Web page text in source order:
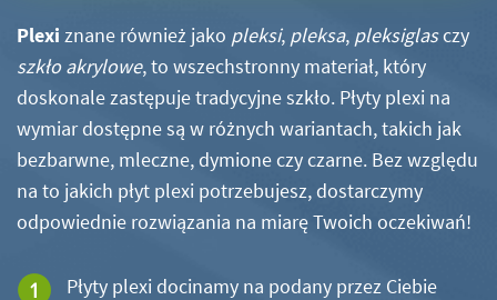
Plexi znane również jako pleksi, pleksa, pleksiglasczy
szkło akrylowe, to wszechstronny materiał, który
doskonale zastępuje tradycyjne szkło. Płyty plexi na
wymiar dostępne są w różnych wariantach, takich jak
bezbarwne, mleczne, dymione czy czarne. Bez względu
na to jakich płyt plexi potrzebujesz, dostarczymy
odpowiednie rozwiązania na miarę Twoich oczekiwań!
Płyty plexi docinamy na podany przez Ciebie